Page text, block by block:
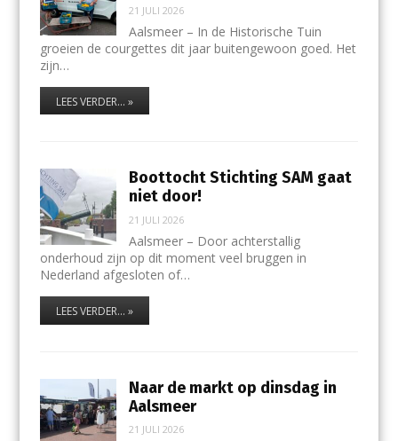
21 JULI 2026
Aalsmeer – In de Historische Tuin
groeien de courgettes dit jaar buitengewoon goed. Het
zijn…
LEES VERDER... »
Boottocht Stichting SAM gaat
niet door!
21 JULI 2026
Aalsmeer – Door achterstallig
onderhoud zijn op dit moment veel bruggen in
Nederland afgesloten of…
LEES VERDER... »
Naar de markt op dinsdag in
Aalsmeer
21 JULI 2026